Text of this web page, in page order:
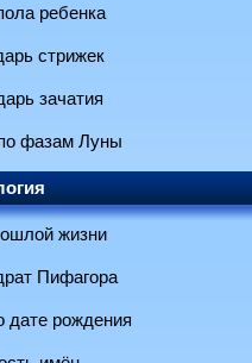
ребенка
стрижек
зачатия
фазам Луны
жизни
Пифагора
дате рождения